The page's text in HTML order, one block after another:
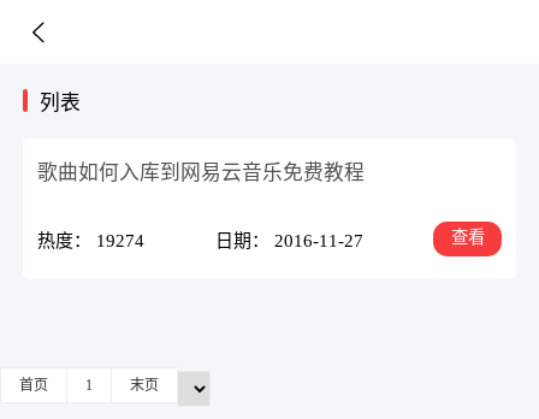
列表
歌曲如何入库到网易云音乐免费教程
热度： 19274 日期： 2016-11-27 查看
首页 1 末页